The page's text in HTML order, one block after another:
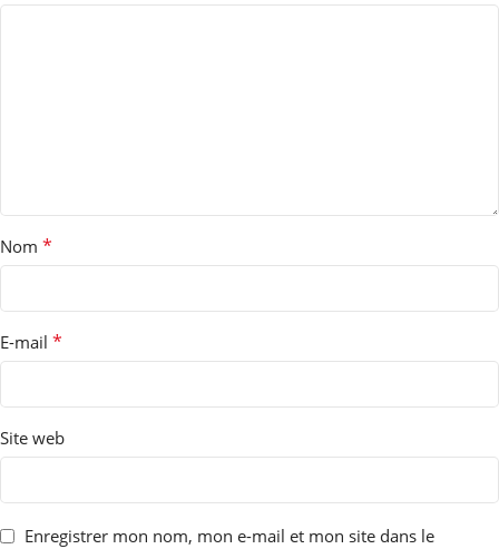
Nom *
E-mail *
Site web
Enregistrer mon nom, mon e-mail et mon site dans le